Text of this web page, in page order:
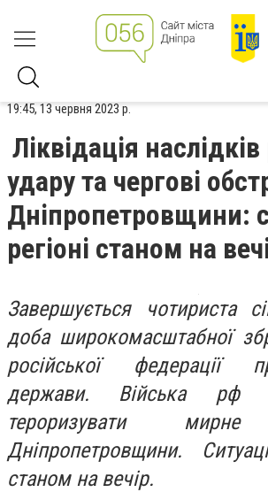
19:45, 13 червня 2023 р.
Ліквідація
удару та чергові
Дніпропетровщини:
регіоні станом на
Завершується чотириста
доба широкомасштабної
російської федерації
держави. Війська рф
тероризувати мирне
Дніпропетровщини.
станом на вечір.